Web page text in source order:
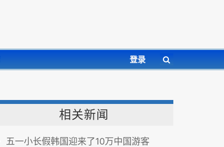
登录
相关新闻
五一小长假韩国迎来了10万中国游客